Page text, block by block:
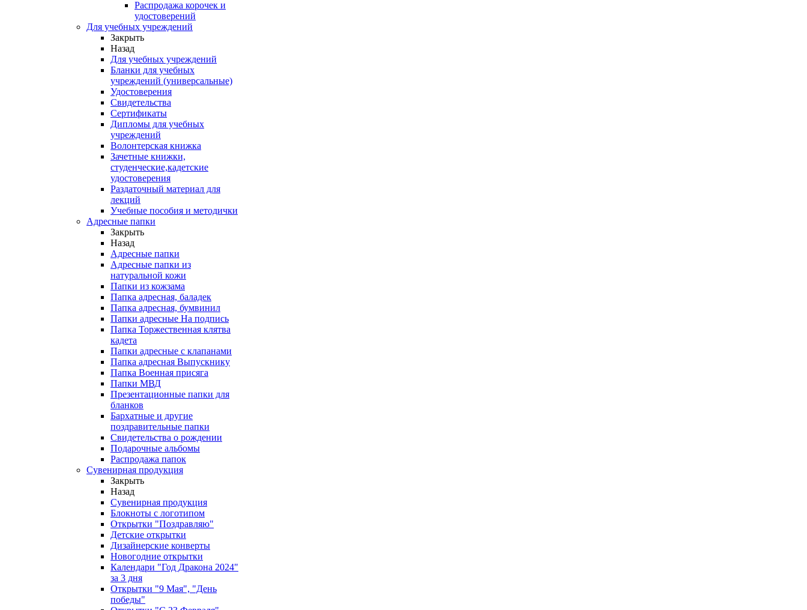
Распродажа корочек и
удостоверений
Для учебных учреждений
Закрыть
Назад
Для учебных учреждений
Бланки для учебных
учреждений (универсальные)
Удостоверения
Свидетельства
Сертификаты
Дипломы для учебных
учреждений
Волонтерская книжка
Зачетные книжки,
студенческие,кадетские
удостоверения
Раздаточный материал для
лекций
Учебные пособия и методички
Адресные папки
Закрыть
Назад
Адресные папки
Адресные папки из
натуральной кожи
Папки из кожзама
Папка адресная, баладек
Папка адресная, бумвинил
Папки адресные На подпись
Папка Торжественная клятва
кадета
Папки адресные с клапанами
Папка адресная Выпускнику
Папка Военная присяга
Папки МВД
Презентационные папки для
бланков
Бархатные и другие
поздравительные папки
Свидетельства о рождении
Подарочные альбомы
Распродажа папок
Сувенирная продукция
Закрыть
Назад
Сувенирная продукция
Блокноты с логотипом
Открытки "Поздравляю"
Детские открытки
Дизайнерские конверты
Новогодние открытки
Календари "Год Дракона 2024"
за 3 дня
Открытки "9 Мая", "День
победы"